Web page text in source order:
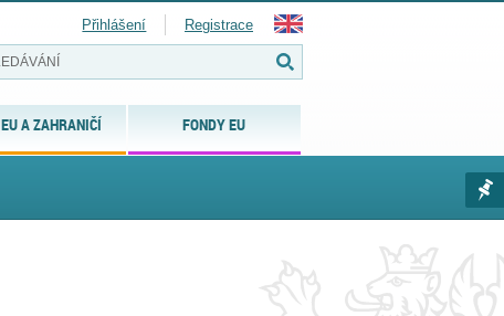
EU A ZAHRANIČÍ FONDY EU
Přihlášení Registrace